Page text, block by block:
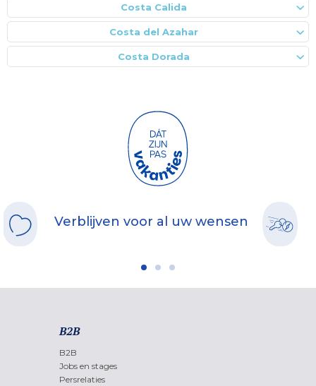
Costa Calida
Costa del Azahar
Costa Dorada
Verblijven voor al uw wensen
B2B
B2B
Jobs en stages
Persrelaties